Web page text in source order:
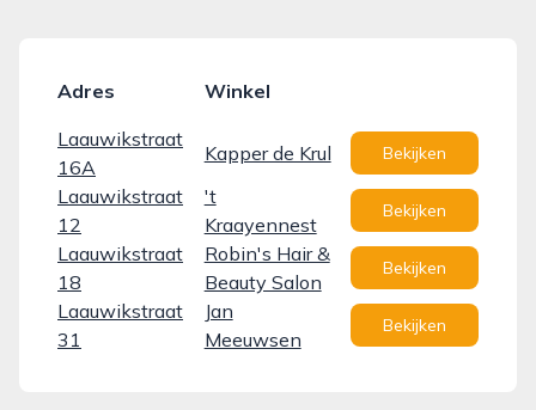
Adres
Winkel
Laauwikstraat
16A
Kapper de Krul Bekijken
Laauwikstraat
12
't
Kraayennest
Bekijken
Laauwikstraat
18
Robin's Hair &
Beauty Salon
Bekijken
Laauwikstraat
31
Jan
Meeuwsen
Bekijken